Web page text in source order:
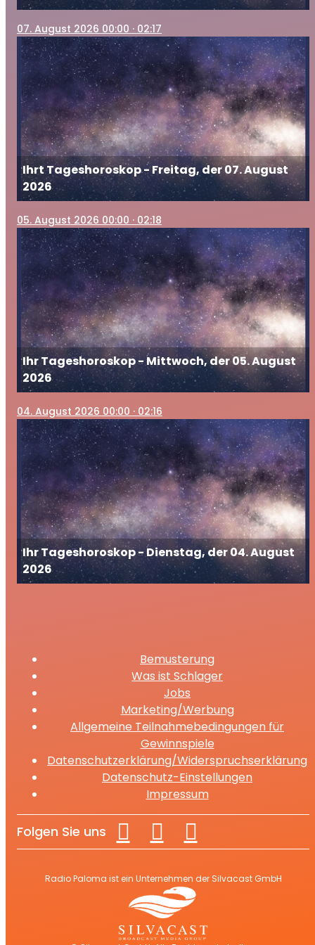
07. August 2026 00:00 · 02:17
Ihrt Tageshoroskop - Freitag, der 07. August
2026
05. August 2026 00:00 · 02:18
Ihr Tageshoroskop - Mittwoch, der 05. August
2026
04. August 2026 00:00 · 02:16
Ihr Tageshoroskop - Dienstag, der 04. August
2026
Bemusterung
Was ist Schlager
Jobs
Marketing/Werbung
Allgemeine Teilnahmebedingungen für
Gewinnspiele
Datenschutzerklärung/Widerspruchserklärung
Datenschutz-Einstellungen
Impressum
Folgen Sie uns
Radio Paloma ist ein Unternehmen der Silvacast GmbH